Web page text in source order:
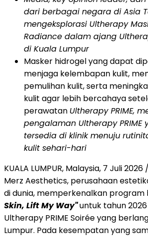
dari berbagai negara di Asia
mengeksplorasi Ultherapy
Radiance dalam ajang
di Kuala Lumpur
Masker hidrogel yang dapat
menjaga kelembapan kulit,
pemulihan kulit, serta
kulit agar lebih bercahaya
perawatan Ultherapy PRIME,
pengalaman Ultherapy PRIME
tersedia di klinik menuju
kulit sehari-hari
KUALA LUMPUR, Malaysia, 7 Juli
Merz Aesthetics, perusahaan
di dunia, memperkenalkan program
Skin, Lift My Way"untuk tahun
Ultherapy PRIME Soirée yang
Lumpur. Pada kesempatan yang